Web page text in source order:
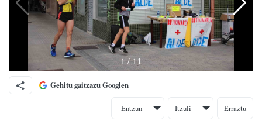
Gehitu gaitzazu Googlen
Entzun Itzuli Erraztu